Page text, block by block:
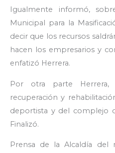
Igualmente informó,
Municipal para la
decir que los recursos
hacen los empresarios y
enfatizó Herrera.
Por otra parte
recuperación y
deportista y del complejo
Finalizó.
Prensa de la Alcaldía del